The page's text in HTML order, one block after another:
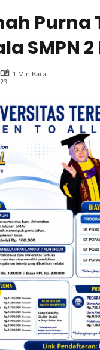
Purna
SMPN
1 Min Baca